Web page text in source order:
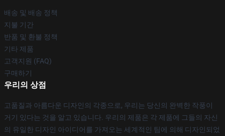
배송 및 배송 정책
지불 기간
반품 및 환불 정책
기타 제품
고객지원 (FAQ)
구매하기
우리의 상점
고품질과 아름다운 디자인의 각종으로, 우리는 당신의 완벽한 작풍이
거기 있다는 것을 알고 있습니다. 우리의 제품은 각 제품에 그들의 자신
의 유일한 디자인 아이디어를 가져오는 세계적인 팀에 의해 디자인되었